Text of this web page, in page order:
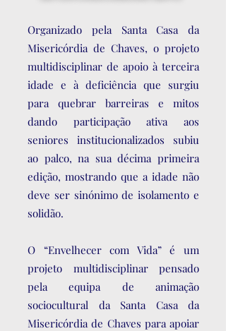
Organizado pela Santa Casa da
Misericórdia de Chaves, o projeto
multidisciplinar de apoio à terceira
idade e à deficiência que surgiu
para quebrar barreiras e mitos
dando participação ativa aos
seniores institucionalizados subiu
ao palco, na sua décima primeira
edição, mostrando que a idade não
deve ser sinónimo de isolamento e
solidão.
O “Envelhecer com Vida” é um
projeto multidisciplinar pensado
pela equipa de animação
sociocultural da Santa Casa da
Misericórdia de Chaves para apoiar